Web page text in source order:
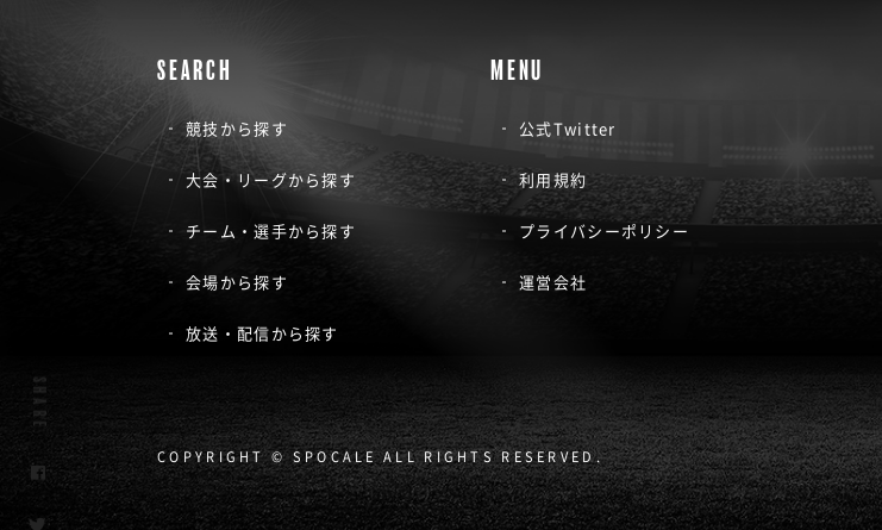
SEARCH
競技から探す
大会・リーグから探す
チーム・選手から探す
会場から探す
放送・配信から探す
MENU
公式Twitter
利用規約
プライバシーポリシー
運営会社
COPYRIGHT © SPOCALE ALL RIGHTS RESERVED.
SHARE